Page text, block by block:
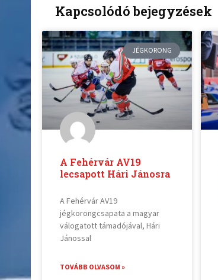
Kapcsolódó bejegyzések
JÉGKORONG
A Fehérvár AV19
lecsapott Hári Jánosra
A Fehérvár AV19
jégkorongcsapata a magyar
válogatott támadójával, Hári
Jánossal
TOVÁBB OLVASOM »